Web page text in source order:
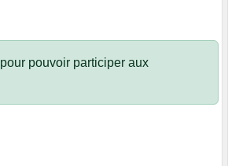
pour pouvoir participer aux